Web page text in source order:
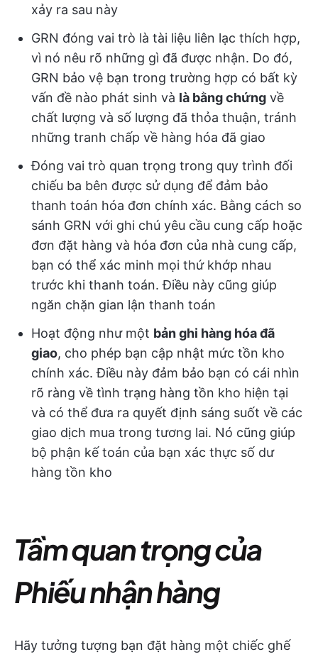
xảy ra sau này
GRN đóng vai trò là tài liệu liên lạc thích hợp,
vì nó nêu rõ những gì đã được nhận. Do đó,
GRN bảo vệ bạn trong trường hợp có bất kỳ
vấn đề nào phát sinh và là bằng chứng về
chất lượng và số lượng đã thỏa thuận, tránh
những tranh chấp về hàng hóa đã giao
Đóng vai trò quan trọng trong quy trình đối
chiếu ba bên được sử dụng để đảm bảo
thanh toán hóa đơn chính xác. Bằng cách so
sánh GRN với ghi chú yêu cầu cung cấp hoặc
đơn đặt hàng và hóa đơn của nhà cung cấp,
bạn có thể xác minh mọi thứ khớp nhau
trước khi thanh toán. Điều này cũng giúp
ngăn chặn gian lận thanh toán
Hoạt động như một bản ghi hàng hóa đã
giao, cho phép bạn cập nhật mức tồn kho
chính xác. Điều này đảm bảo bạn có cái nhìn
rõ ràng về tình trạng hàng tồn kho hiện tại
và có thể đưa ra quyết định sáng suốt về các
giao dịch mua trong tương lai. Nó cũng giúp
bộ phận kế toán của bạn xác thực số dư
hàng tồn kho
Tầm quan trọng của
Phiếu nhận hàng
Hãy tưởng tượng bạn đặt hàng một chiếc ghế